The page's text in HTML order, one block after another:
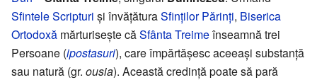
Sfintele Scripturi și învățăturaSfinților Părinți, Biserica
Ortodoxă mărturisește căSfânta Treimeînseamnă trei
Persoane (ipostasuri), care împărtășesc aceeași substanță
sau natură (gr. ousia). Această credință poate să pară